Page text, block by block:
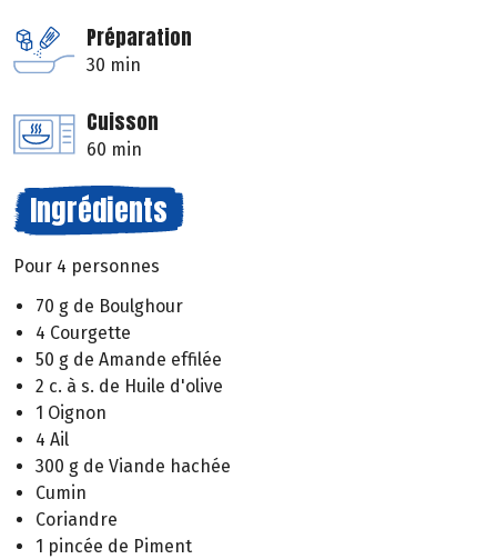
Préparation
30 min
Cuisson
60 min
Ingrédients
Pour 4 personnes
70 g de Boulghour
4 Courgette
50 g de Amande effilée
2 c. à s. de Huile d'olive
1 Oignon
4 Ail
300 g de Viande hachée
Cumin
Coriandre
1 pincée de Piment